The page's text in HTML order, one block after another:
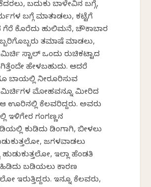
ಬದುಕು ಬಾಳೇವಿನ ಬಗ್ಗೆ,
ಬಗ್ಗೆ ಮಾತನಾಡಲು, ಕಟ್ಟೆಗೆ
ಗೆರೆ ಕೊರೆದು ಹುಲಿಮನೆ, ಚೌಕಾಬಾರ
ತಮಾಷೆ ಮಾಡಲು,
ಸ್ಟಾಲ್ ಒಂದು ರುಚಿಕಟ್ಟಾದ
ಹೇಳಬಹುದು. ಆದರೆ
ಬಾಯಲ್ಲಿ ನೀರೂರಿಸುವ
ಮಿರ್ಚಿಗಳ ಮೋಹವನ್ನೂ ಮೀರಿದ
ಊರಿನಲ್ಲಿ ಕೆಲವರಿದ್ದರು. ಅವರು
ಇಳಿಗೇರ ಗಂಗಣ್ಣನ
ಕುಡಿದು ಡಿಂಗಾಗಿ, ಬೀಳಲು
ಜಗಳವಾಡಲು
ಹುಡುಕುತ್ತಲೋ, ಇಲ್ಲಾ ಹೆಂಡತಿ
ಹಿಡಿದು ಬಡಿಯಲು ಕಾರಣ
ಇರುತ್ತಿದ್ದರು. ಇನ್ನೂ ಕೆಲವರು,